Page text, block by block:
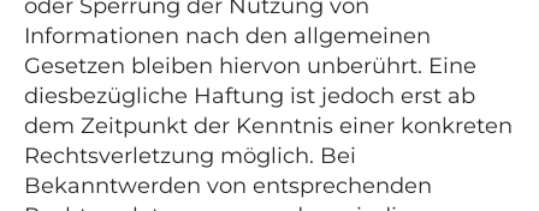
oder Sperrung der Nutzung von
Informationen nach den allgemeinen
Gesetzen bleiben hiervon unberührt. Eine
diesbezügliche Haftung ist jedoch erst ab
dem Zeitpunkt der Kenntnis einer konkreten
Rechtsverletzung möglich. Bei
Bekanntwerden von entsprechenden